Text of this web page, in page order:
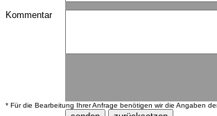
Kommentar
* Für die Bearbeitung Ihrer Anfrage benötigen wir die Angaben